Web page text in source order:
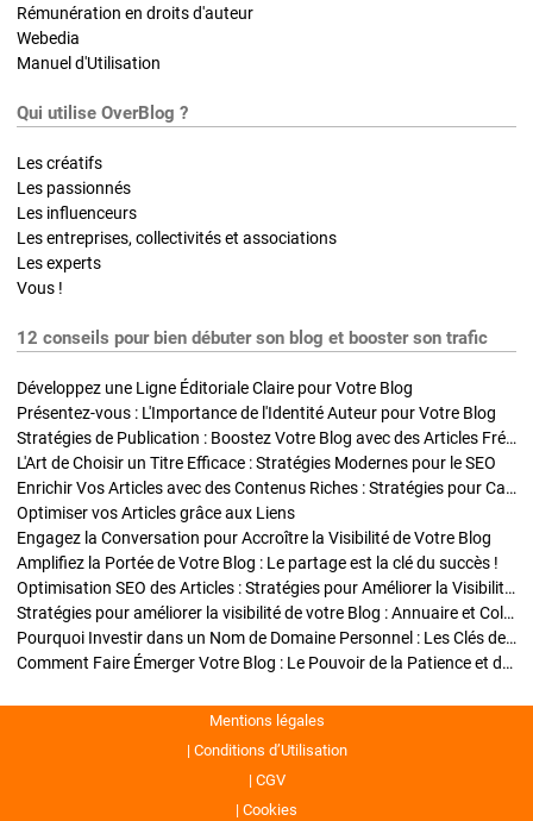
Rémunération en droits d'auteur
Webedia
Manuel d'Utilisation
Qui utilise OverBlog ?
Les créatifs
Les passionnés
Les influenceurs
Les entreprises, collectivités et associations
Les experts
Vous !
12 conseils pour bien débuter son blog et booster son trafic
Développez une Ligne Éditoriale Claire pour Votre Blog
Présentez-vous : L'Importance de l'Identité Auteur pour Votre Blog
Stratégies de Publication : Boostez Votre Blog avec des Articles Fréquents et Exclusifs
L'Art de Choisir un Titre Efficace : Stratégies Modernes pour le SEO
Enrichir Vos Articles avec des Contenus Riches : Stratégies pour Captiver et Optimiser
Optimiser vos Articles grâce aux Liens
Engagez la Conversation pour Accroître la Visibilité de Votre Blog
Amplifiez la Portée de Votre Blog : Le partage est la clé du succès !
Optimisation SEO des Articles : Stratégies pour Améliorer la Visibilité de Votre Blog
Stratégies pour améliorer la visibilité de votre Blog : Annuaire et Collaborations
Pourquoi Investir dans un Nom de Domaine Personnel : Les Clés de la Réussite de Votre Blog
Comment Faire Émerger Votre Blog : Le Pouvoir de la Patience et de la Persévérance
Mentions légales
Conditions d’Utilisation
CGV
Cookies